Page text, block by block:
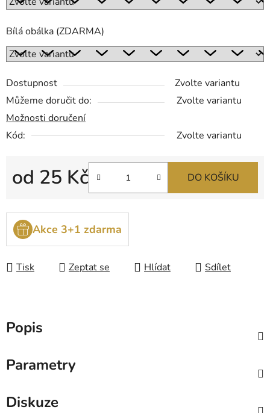
Bílá obálka (ZDARMA)
Dostupnost
Zvolte variantu
Můžeme doručit do:
Zvolte variantu
Možnosti doručení
Kód:
Zvolte variantu
od 25 Kč DO KOŠÍKU
Akce 3+1 zdarma
Tisk Zeptat se Hlídat Sdílet
Popis
Parametry
Diskuze